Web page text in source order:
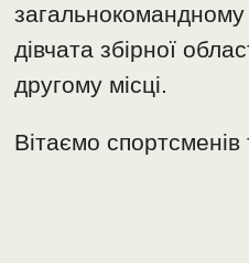
загальнокомандному
дівчата збірної
другому місці.
Вітаємо спортсменів